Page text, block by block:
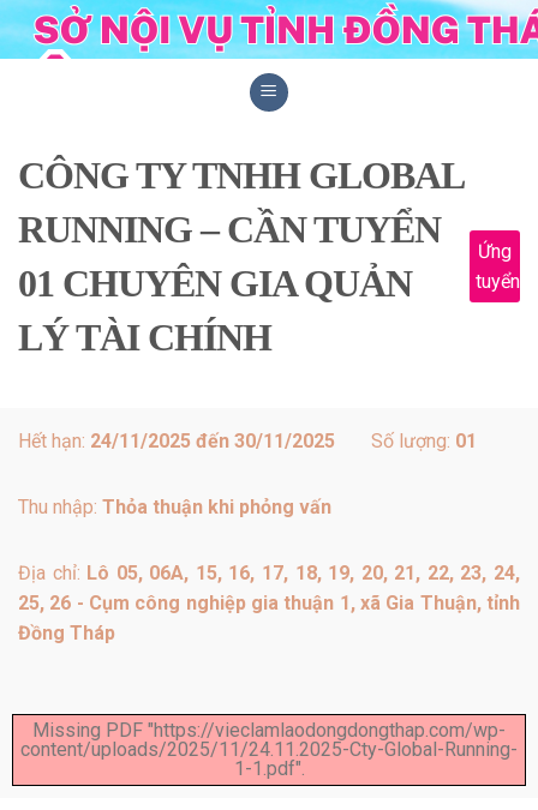
Skip
to
CÔNG TY TNHH GLOBAL
RUNNING – CẦN TUYỂN
01 CHUYÊN GIA QUẢN
LÝ TÀI CHÍNH
Ứng
tuyển
Hết hạn: 24/11/2025 đến 30/11/2025 Số lượng: 01
Thu nhập: Thỏa thuận khi phỏng vấn
Địa chỉ: Lô 05, 06A, 15, 16, 17, 18, 19, 20, 21, 22, 23, 24,
25, 26 - Cụm công nghiệp gia thuận 1, xã Gia Thuận, tỉnh
Đồng Tháp
Missing PDF "https://vieclamlaodongdongthap.com/wp-
content/uploads/2025/11/24.11.2025-Cty-Global-Running-
1-1.pdf".